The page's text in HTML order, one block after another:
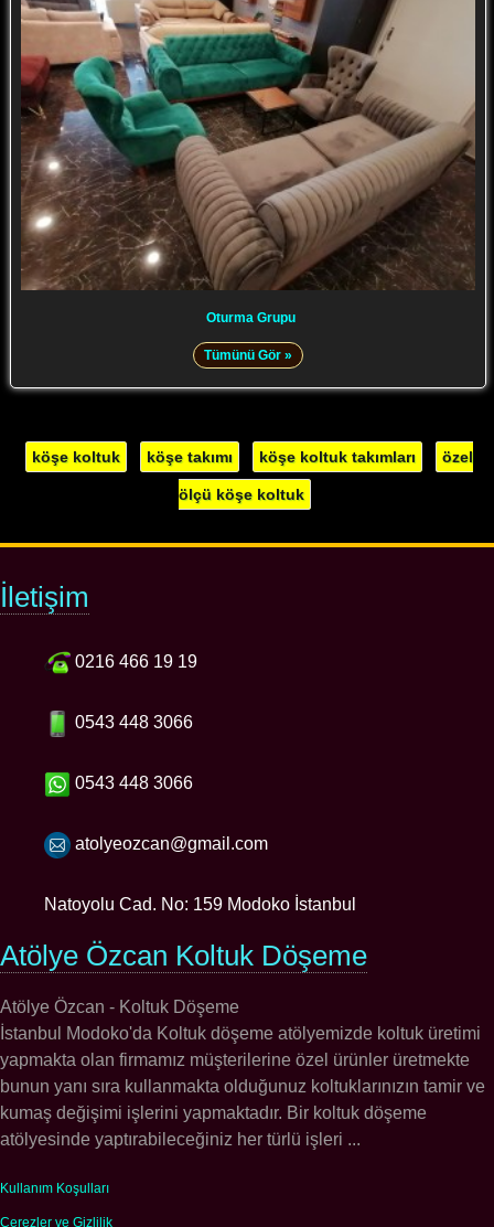
Oturma Grupu
Tümünü Gör »
köşe koltuk köşe takımı köşe koltuk takımları özel
ölçü köşe koltuk
İletişim
0216 466 19 19
0543 448 3066
0543 448 3066
atolyeozcan@gmail.com
Natoyolu Cad. No: 159 Modoko İstanbul
Atölye Özcan Koltuk Döşeme
Atölye Özcan - Koltuk Döşeme
İstanbul Modoko'da Koltuk döşeme atölyemizde koltuk üretimi
yapmakta olan firmamız müşterilerine özel ürünler üretmekte
bunun yanı sıra kullanmakta olduğunuz koltuklarınızın tamir ve
kumaş değişimi işlerini yapmaktadır. Bir koltuk döşeme
atölyesinde yaptırabileceğiniz her türlü işleri ...
Kullanım Koşulları
Çerezler ve Gizlilik